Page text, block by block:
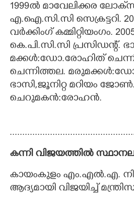
1999ൽ മാവേലിക്കര
എ.ഐ.സി.സി സെക്രട്ടറി.
വർക്കിംഗ് കമ്മിറ്റിയംഗം.
കെ.പി.സി.സി പ്രസിഡന്റ്.
മക്കൾ:ഡോ.രോഹിത്
ചെന്നിത്തല.
ഭാസി,ജൂനിറ്റ മറിയം ജോൺ.
ചെറുമകൻ:രോഹൻ.
കന്നി വിജയത്തിൽ
കായംകുളം എം.എൽ.എ.
ആദ്യമായി വിജയിച്ച്